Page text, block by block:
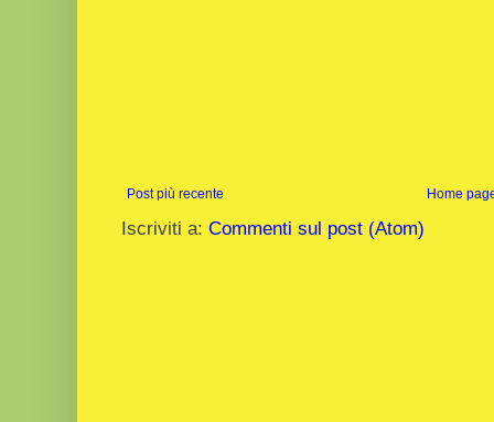
Post più recente Home
Iscriviti a: Commenti sul post (Atom)